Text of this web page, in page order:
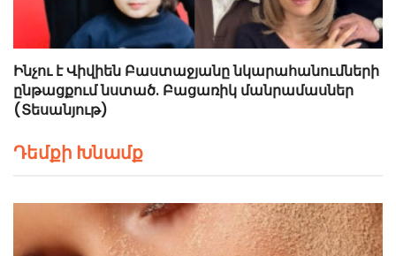
Ինչու է Վիվիեն Բաստաջյանը նկարահանումների
ընթացքում նստած. Բացառիկ մանրամասներ
(Տեսանյութ)
Դեմքի Խնամք